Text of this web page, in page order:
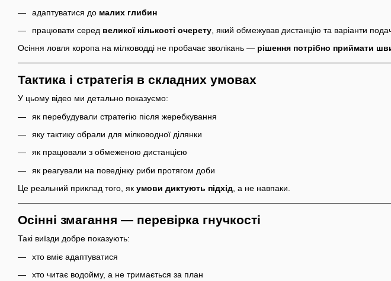
адаптуватися до малих глибин
працювати серед великої кількості очерету , який обмежував дистанцію та варіанти
Осіння ловля коропа на мілководді не пробачає зволікань — рішення потрібно приймати
Тактика і стратегія в складних умовах
У цьому відео ми детально показуємо:
як перебудували стратегію після жеребкування
яку тактику обрали для мілководної ділянки
як працювали з обмеженою дистанцією
як реагували на поведінку риби протягом доби
Це реальний приклад того, як умови диктують підхід, а не навпаки.
Осінні змагання — перевірка гнучкості
Такі виїзди добре показують:
хто вміє адаптуватися
хто читає водойму, а не тримається за план